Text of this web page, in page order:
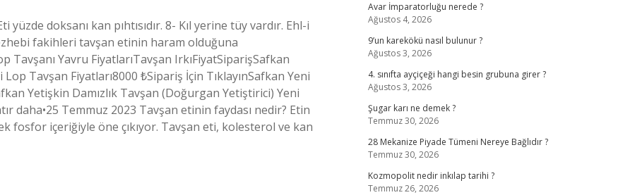
doksanı kan pıhtısıdır. 8- Kıl yerine tüy vardır. Ehl-i
fakihleri ​​tavşan etinin haram olduğuna
Yavru FiyatlarıTavşan IrkıFiyatSiparişSafkan
Tavşan Fiyatları8000 ₺Sipariş İçin TıklayınSafkan Yeni
Yetişkin Damızlık Tavşan (Doğurgan Yetiştirici) Yeni
daha•25 Temmuz 2023 Tavşan etinin faydası nedir? Etin
fosfor içeriğiyle öne çıkıyor. Tavşan eti, kolesterol ve kan
Avar İmparatorluğu nerede ?
Ağustos 4, 2026
9’un karekökü nasıl bulunur ?
Ağustos 3, 2026
4. sınıfta ayçiçeği hangi besin grubuna girer ?
Ağustos 3, 2026
Şugar karı ne demek ?
Temmuz 30, 2026
28 Mekanize Piyade Tümeni Nereye Bağlıdır ?
Temmuz 30, 2026
Kozmopolit nedir inkılap tarihi ?
Temmuz 26, 2026